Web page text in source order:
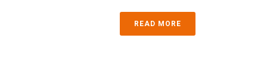
READ MORE